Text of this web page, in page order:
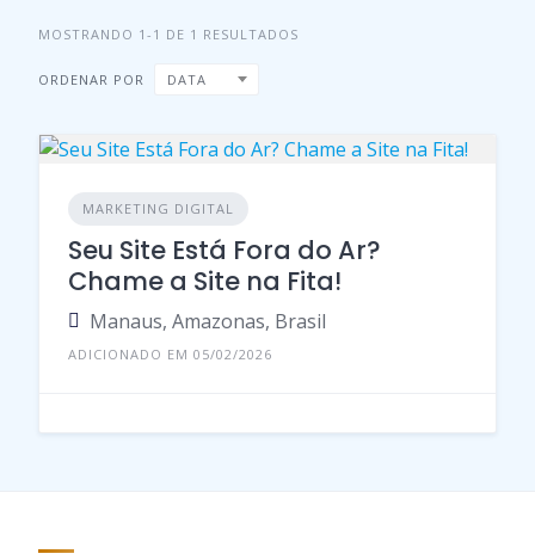
MOSTRANDO 1-1 DE 1 RESULTADOS
ORDENAR POR DATA
MARKETING DIGITAL
Seu Site Está Fora do Ar?
Chame a Site na Fita!
Manaus, Amazonas, Brasil
ADICIONADO EM 05/02/2026